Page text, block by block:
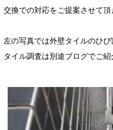
交換での対応をご提案させて頂
左の写真では外壁タイルのひび
タイル調査は別途ブログでご紹